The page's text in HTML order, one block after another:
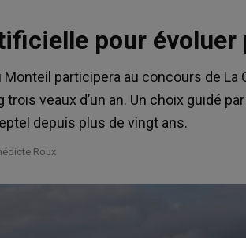
pour évoluer
Monteil participera au concours de La
veaux d’un an. Un choix guidé
depuis plus de vingt ans.
Roux